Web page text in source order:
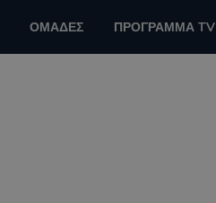
ΟΜΑΔΕΣ ΠΡΟΓΡΑΜΜΑ TV